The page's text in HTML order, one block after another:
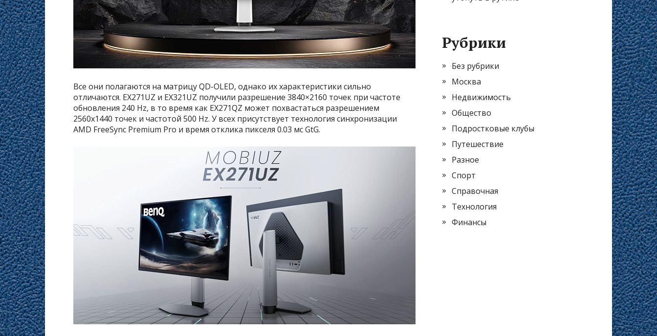
Все они полагаются на матрицу QD-OLED, однако их характеристики сильно
отличаются. EX271UZ и EX321UZ получили разрешение 3840×2160 точек при частоте
обновления 240 Hz, в то время как EX271QZ может похвастаться разрешением
2560х1440 точек и частотой 500 Hz. У всех присутствует технология синхронизации
AMD FreeSync Premium Pro и время отклика пикселя 0.03 мс GtG.
Рубрики
Без рубрики
Москва
Недвижимость
Общество
Подростковые клубы
Путешествие
Разное
Спорт
Справочная
Технология
Финансы